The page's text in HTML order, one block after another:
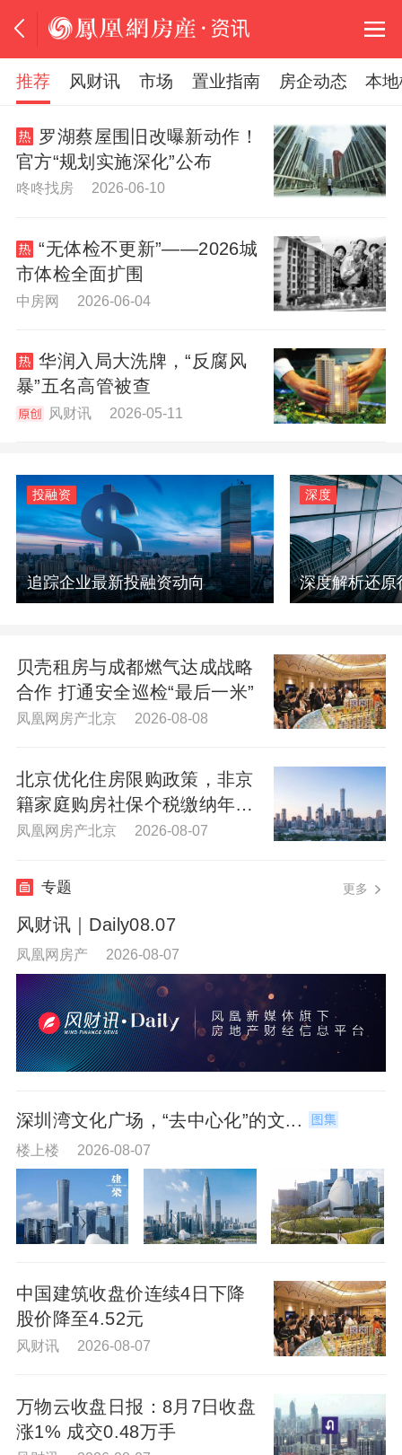
推荐 风财讯 市场 置业指南 房企动态 本
罗湖蔡屋围旧改曝新动作！
官方“规划实施深化”公布
咚咚找房 2026-06-10
“无体检不更新”——2026城
市体检全面扩围
中房网 2026-06-04
华润入局大洗牌，“反腐风
暴”五名高管被查
风财讯 2026-05-11
投融资
追踪企业最新投融资动向
深度
深度解析还
贝壳租房与成都燃气达成战略
合作 打通安全巡检“最后一米”
凤凰网房产北京 2026-08-08
北京优化住房限购政策，非京
籍家庭购房社保个税缴纳年限
下调为一年
凤凰网房产北京 2026-08-07
专题 更多
风财讯｜Daily08.07
凤凰网房产 2026-08-07
深圳湾文化广场，“去中心化”的文...
楼上楼 2026-08-07
中国建筑收盘价连续4日下降
股价降至4.52元
风财讯 2026-08-07
万物云收盘日报：8月7日收盘
涨1% 成交0.48万手